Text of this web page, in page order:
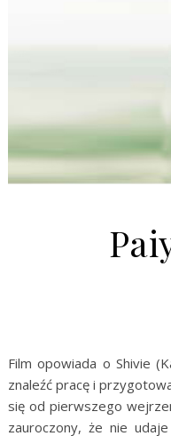
Film opowiada o Shivie
znaleźć pracę i
się od pierwszego
zauroczony, że nie